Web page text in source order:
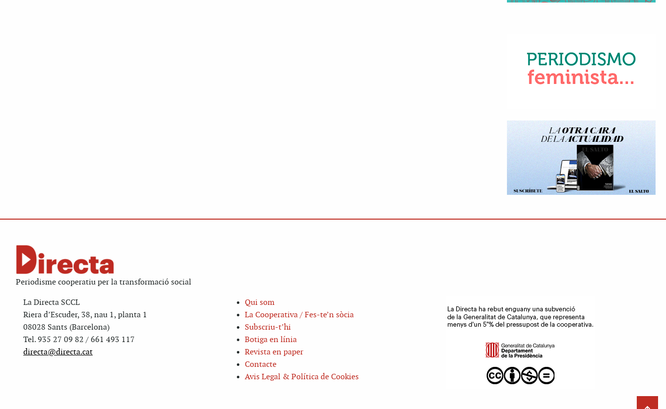
Periodisme cooperatiu per la transformació social
La Directa SCCL
Riera d’Escuder, 38, nau 1, planta 1
08028 Sants (Barcelona)
Tel. 935 27 09 82 / 661 493 117
directa@directa.cat
Qui som
La Cooperativa / Fes-te’n sòcia
Subscriu-t’hi
Botiga en línia
Revista en paper
Contacte
Avis Legal & Política de Cookies